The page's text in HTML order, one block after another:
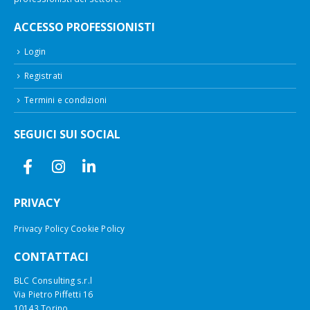
ACCESSO PROFESSIONISTI
Login
Registrati
Termini e condizioni
SEGUICI SUI SOCIAL
PRIVACY
Privacy Policy Cookie Policy
CONTATTACI
BLC Consulting s.r.l
Via Pietro Piffetti 16
10143 Torino